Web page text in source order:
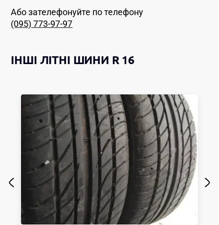
Або зателефонуйте по телефону
(095) 773-97-97
ІНШІ ЛІТНІ ШИНИ R 16